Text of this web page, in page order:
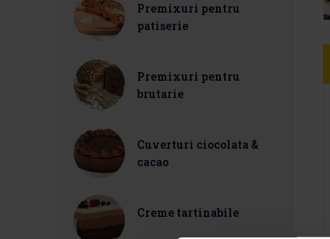
Premixuri pentru
patiserie
Premixuri pentru
brutarie
Cuverturi ciocolata &
cacao
Creme tartinabile